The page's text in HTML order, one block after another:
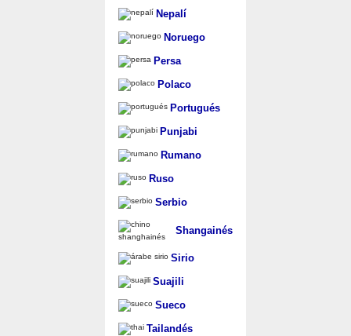
Nepalí
Noruego
Persa
Polaco
Portugués
Punjabi
Rumano
Ruso
Serbio
Shangainés
Sirio
Suajili
Sueco
Tailandés